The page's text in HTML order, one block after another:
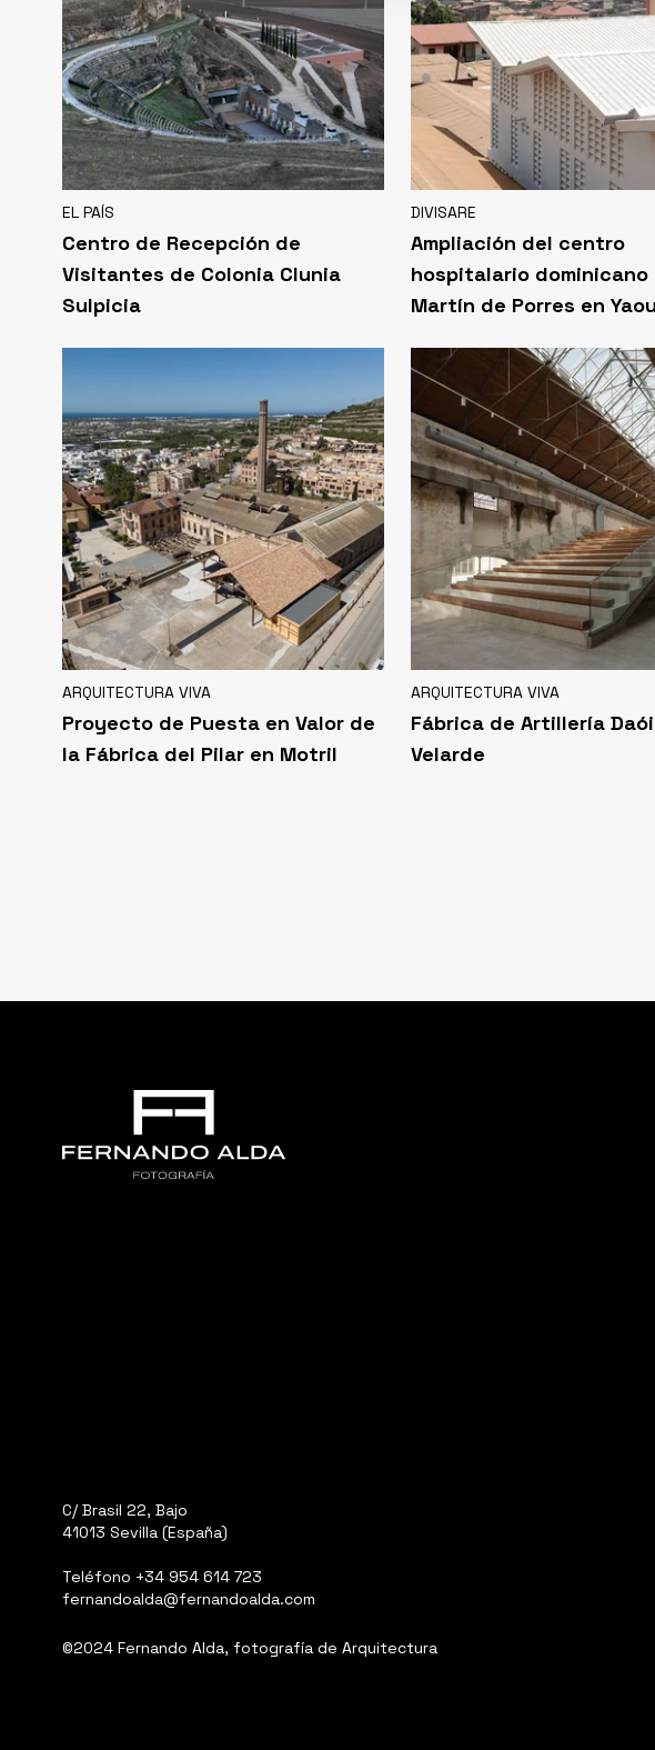
EL PAÍS
Centro de Recepción de
Visitantes de Colonia Clunia
Sulpicia
DIVISARE
Ampliación del centro
hospitalario dominicano
Martín de Porres en
ARQUITECTURA VIVA
Proyecto de Puesta en Valor de
la Fábrica del Pilar en Motril
ARQUITECTURA VIVA
Fábrica de Artillería
Velarde
C/ Brasil 22, Bajo
41013 Sevilla (España)
Teléfono +34 954 614 723
fernandoalda@fernandoalda.com
©2024 Fernando Alda, fotografía de Arquitectura